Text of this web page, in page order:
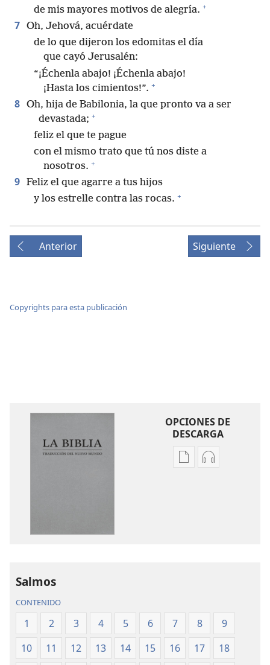
de mis mayores motivos de alegría. +
7 Oh, Jehová, acuérdate
de lo que dijeron los edomitas el día
que cayó Jerusalén:
“¡Échenla abajo! ¡Échenla abajo!
¡Hasta los cimientos!”. +
8 Oh, hija de Babilonia, la que pronto va a ser
devastada; +
feliz el que te pague
con el mismo trato que tú nos diste a
nosotros. +
9 Feliz el que agarre a tus hijos
y los estrelle contra las rocas. +
Anterior Siguiente
Copyrights para esta publicación
OPCIONES DE
DESCARGA
Opciones
(revisión
del
2019)
Opciones
(revisión
del
2019)
Salmos
CONTENIDO
1 2 3 4 5 6 7 8
9
10
11 12 13 14 15 16 17
18